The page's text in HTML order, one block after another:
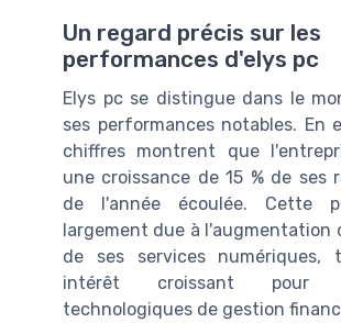
Un regard précis sur les
performances d'elys pc
Elys pc se distingue dans le
ses performances notables. En
chiffres montrent que
une croissance de 15 % de ses
de l'année écoulée. Cette
largement due à l'augmentation
de ses services numériques,
intérêt croissant pour
technologiques de gestion